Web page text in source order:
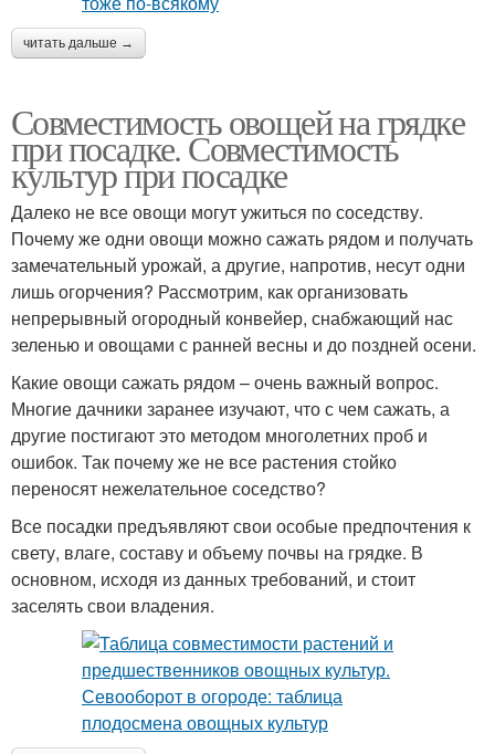
читать дальше →
Совместимость овощей на грядке
при посадке. Совместимость
культур при посадке
Далеко не все овощи могут ужиться по соседству.
Почему же одни овощи можно сажать рядом и получать
замечательный урожай, а другие, напротив, несут одни
лишь огорчения? Рассмотрим, как организовать
непрерывный огородный конвейер, снабжающий нас
зеленью и овощами с ранней весны и до поздней осени.
Какие овощи сажать рядом – очень важный вопрос.
Многие дачники заранее изучают, что с чем сажать, а
другие постигают это методом многолетних проб и
ошибок. Так почему же не все растения стойко
переносят нежелательное соседство?
Все посадки предъявляют свои особые предпочтения к
свету, влаге, составу и объему почвы на грядке. В
основном, исходя из данных требований, и стоит
заселять свои владения.